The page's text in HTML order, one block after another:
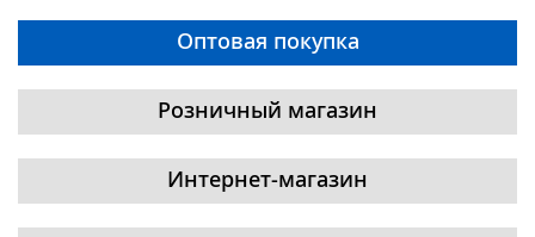
Оптовая покупка
Розничный магазин
Интернет-магазин